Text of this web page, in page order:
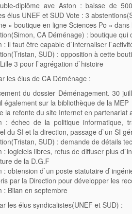
diplôme ave Aston : baisse de
élus UNEF et SUD Vote : 3
« boutique en ligne Sciences Po »
CA Déménage) : boutique
: il faut être capable d`internaliser
SUD) : opposition à cette
3 pour l`agrégation d`histoire
les élus de CA Déménage :
du dossier Déménagement. 30
également sur la bibliothèque de la MEP
la refonte du site Internet en
: échec de la politique informatique,
du SI et la direction, passage d`un SI
SUD) : demande de détails
: logiciels libres, refus de diffuser plus
de la D.G.F
: obtension d`un poste statutaire
par la Direction pour développer les
: Bilan en septembre
les élus syndicalistes(UNEF et SUD) :